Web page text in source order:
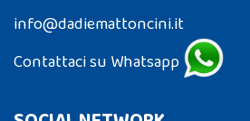
info@dadiemattoncini.it
Contattaci su Whatsapp